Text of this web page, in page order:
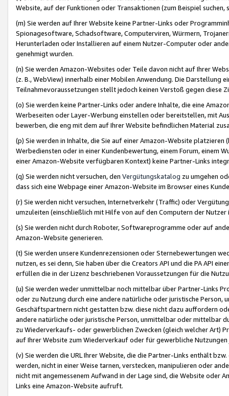
Website, auf der Funktionen oder Transaktionen (zum Beispiel
(m) Sie werden auf Ihrer Website keine Partner-Links oder
Spionagesoftware, Schadsoftware, Computerviren, Würmern,
Herunterladen oder Installieren auf einem Nutzer-Computer oder
genehmigt wurden.
(n) Sie werden Amazon-Websites oder Teile davon nicht auf Ihrer
(z. B., WebView) innerhalb einer Mobilen Anwendung. Die Darstellung
Teilnahmevoraussetzungen stellt jedoch keinen Verstoß gegen diese
(o) Sie werden keine Partner-Links oder andere Inhalte, die eine
Werbeseiten oder Layer-Werbung einstellen oder bereitstellen, mit
bewerben, die eng mit dem auf Ihrer Website befindlichen Material
(p) Sie werden in Inhalte, die Sie auf einer Amazon-Website
Werbediensten oder in einer Kundenbewertung, einem Forum, einem
einer Amazon-Website verfügbaren Kontext) keine Partner-Links
(q) Sie werden nicht versuchen, den Vergütungskatalog zu umgehen
dass sich eine Webpage einer Amazon-Website im Browser eines
(r) Sie werden nicht versuchen, Internetverkehr (Traffic) oder
umzuleiten (einschließlich mit Hilfe von auf den Computern der
(s) Sie werden nicht durch Roboter, Softwareprogramme oder auf
Amazon-Website generieren.
(t) Sie werden unsere Kundenrezensionen oder Sternebewertungen
nutzen, es sei denn, Sie haben über die Creators API und die PA API
erfüllen die in der Lizenz beschriebenen Voraussetzungen für die
(u) Sie werden weder unmittelbar noch mittelbar über Partner-Links
oder zu Nutzung durch eine andere natürliche oder juristische
Geschäftspartnern nicht gestatten bzw. diese nicht dazu auffordern
andere natürliche oder juristische Person, unmittelbar oder mittelbar
zu Wiederverkaufs- oder gewerblichen Zwecken (gleich welcher Art)
auf Ihrer Website zum Wiederverkauf oder für gewerbliche
(v) Sie werden die URL Ihrer Website, die die Partner-Links enthält
werden, nicht in einer Weise tarnen, verstecken, manipulieren oder
nicht mit angemessenem Aufwand in der Lage sind, die Website oder
Links eine Amazon-Website aufruft.